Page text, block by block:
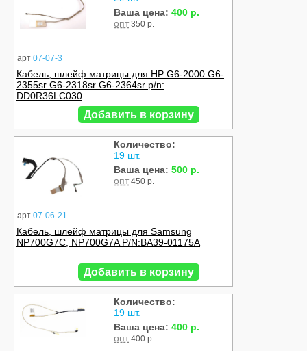
арт 07-07-3
Ваша цена: 400 р.
опт 350 р.
Кабель, шлейф матрицы для HP G6-2000 G6-
2355sr G6-2318sr G6-2364sr p/n:
DD0R36LC030
Добавить в корзину
арт 07-06-21
Количество:
19 шт.
Ваша цена: 500 р.
опт 450 р.
Кабель, шлейф матрицы для Samsung
NP700G7C, NP700G7A P/N:BA39-01175A
Добавить в корзину
Количество:
19 шт.
Ваша цена: 400 р.
опт 400 р.